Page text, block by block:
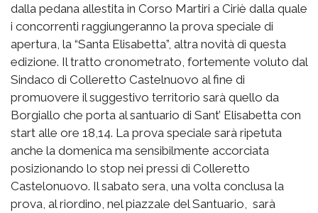
dalla pedana allestita in Corso Martiri a Ciriè dalla quale
i concorrenti raggiungeranno la prova speciale di
apertura, la “Santa Elisabetta”, altra novità di questa
edizione. Il tratto cronometrato, fortemente voluto dal
Sindaco di Colleretto Castelnuovo al fine di
promuovere il suggestivo territorio sarà quello da
Borgiallo che porta al santuario di Sant’ Elisabetta con
start alle ore 18,14. La prova speciale sarà ripetuta
anche la domenica ma sensibilmente accorciata
posizionando lo stop nei pressi di Colleretto
Castelonuovo. Il sabato sera, una volta conclusa la
prova, al riordino, nel piazzale del Santuario, sarà